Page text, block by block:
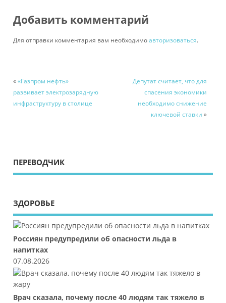
Добавить комментарий
Для отправки комментария вам необходимоавторизоваться.
««Газпром нефть»
развивает электрозарядную
инфраструктуру в столице
Депутат считает, что для
спасения экономики
необходимо снижение
ключевой ставки »
ПЕРЕВОДЧИК
ЗДОРОВЬЕ
Россиян предупредили об опасности льда в
напитках
07.08.2026
Врач сказала, почему после 40 людям так тяжело в